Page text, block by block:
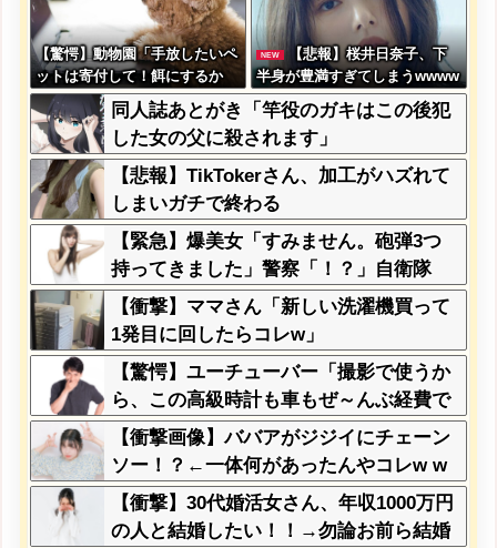
【驚愕】動物園「手放したいペ
ットは寄付して！餌にするか
ら！」←これってどうなん？w
w w w w w w w w w
NEW
【悲報】桜井日奈子、下
半身が豊満すぎてしまうwwww
ww
同人誌あとがき「竿役のガキはこの後犯
した女の父に殺されます」
【悲報】TikTokerさん、加工がハズれて
しまいガチで終わる
【緊急】爆美女「すみません。砲弾3つ
持ってきました」警察「！？」自衛隊
「！？」→結果w w w w w w w w
【衝撃】ママさん「新しい洗濯機買って
1発目に回したらコレw」
【驚愕】ユーチューバー「撮影で使うか
ら、この高級時計も車もぜ～んぶ経費で
タダ！ｗ」←まさかコレ本気にしてる奴
なんておらんよな？よな？w w w w w w
w w w w w
【衝撃画像】ババアがジジイにチェーン
ソー！？←一体何があったんやコレw w
w w w w w w w
【衝撃】30代婚活女さん、年収1000万円
の人と結婚したい！！→勿論お前ら結婚